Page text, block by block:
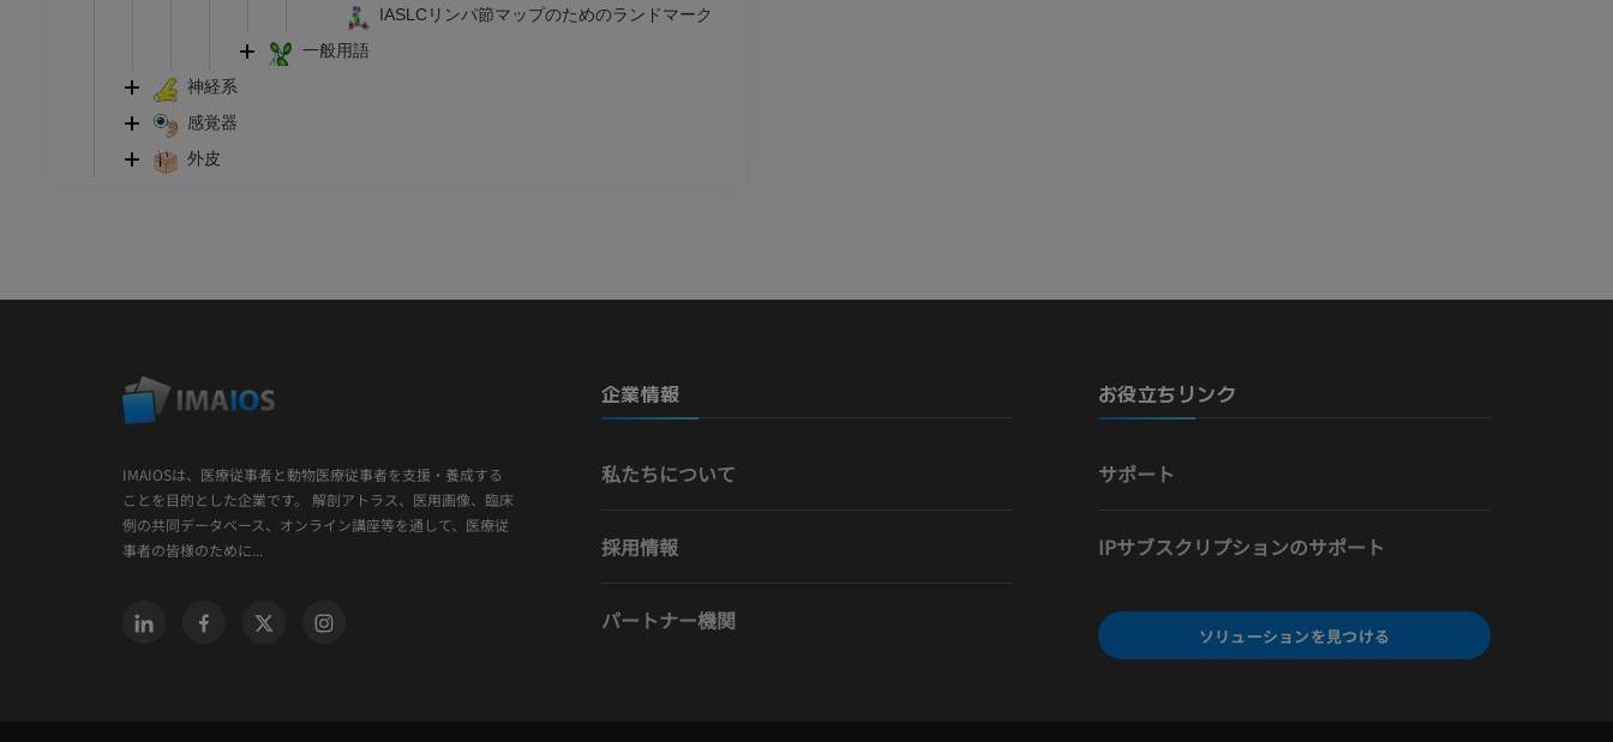
IASLCリンパ節マップのためのランドマーク
一般用語
神経系
感覚器
外皮
下肢動脈造影
IMAIOSは、医療従事者と動物医療従事者を支援・養成する
ことを目的とした企業です。 解剖アトラス、医用画像、臨床
例の共同データベース、オンライン講座等を通して、医療従
事者の皆様のために...
企業情報
私たちについて
採用情報
パートナー機関
お役立ちリンク
サポート
IPサブスクリプションのサポート
ソリューションを見つける